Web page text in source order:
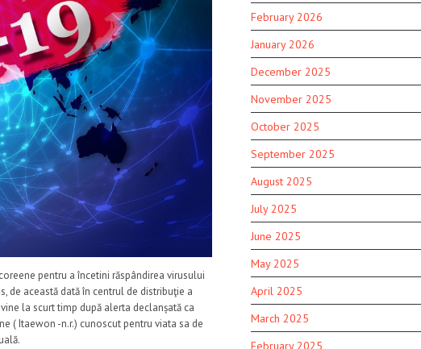
pentru a încetini răspândirea virusului
de această dată în centrul de distribuţie a
la scurt timp după alerta declanșată ca
( Itaewon -n.r.) cunoscut pentru viata sa de
February 2026
January 2026
December 2025
November 2025
October 2025
September 2025
August 2025
July 2025
June 2025
May 2025
April 2025
March 2025
February 2025